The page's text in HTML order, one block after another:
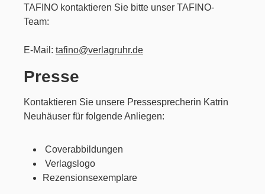
TAFINO kontaktieren Sie bitte unser TAFINO-
Team:
E-Mail: tafino@verlagruhr.de
Presse
Kontaktieren Sie unsere Pressesprecherin Katrin
Neuhäuser für folgende Anliegen:
Coverabbildungen
Verlagslogo
Rezensionsexemplare